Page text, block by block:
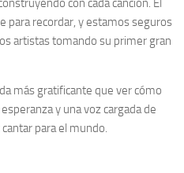
con cada canción. El
para recordar, y estamos seguros
artistas tomando su primer gran
más gratificante que ver cómo
y una voz cargada de
para el mundo.